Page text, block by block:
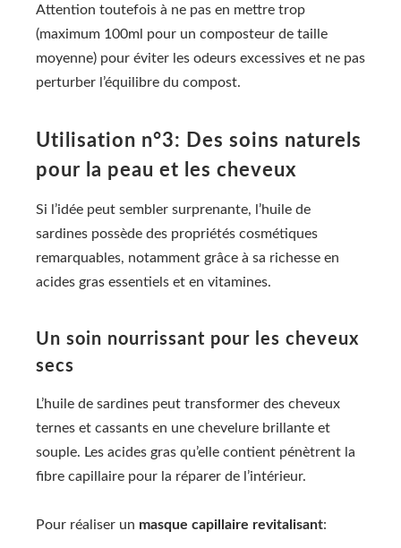
Attention toutefois à ne pas en mettre trop
(maximum 100ml pour un composteur de taille
moyenne) pour éviter les odeurs excessives et ne pas
perturber l’équilibre du compost.
Utilisation n°3: Des soins naturels
pour la peau et les cheveux
Si l’idée peut sembler surprenante, l’huile de
sardines possède des propriétés cosmétiques
remarquables, notamment grâce à sa richesse en
acides gras essentiels et en vitamines.
Un soin nourrissant pour les cheveux
secs
L’huile de sardines peut transformer des cheveux
ternes et cassants en une chevelure brillante et
souple. Les acides gras qu’elle contient pénètrent la
fibre capillaire pour la réparer de l’intérieur.
Pour réaliser un masque capillaire revitalisant: